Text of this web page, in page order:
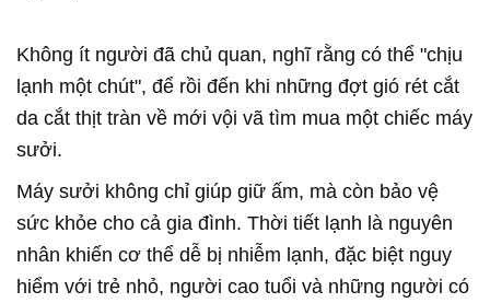
Không ít người đã chủ quan, nghĩ rằng có thể "chịu
lạnh một chút", để rồi đến khi những đợt gió rét cắt
da cắt thịt tràn về mới vội vã tìm mua một chiếc máy
sưởi.
Máy sưởi không chỉ giúp giữ ấm, mà còn bảo vệ
sức khỏe cho cả gia đình. Thời tiết lạnh là nguyên
nhân khiến cơ thể dễ bị nhiễm lạnh, đặc biệt nguy
hiểm với trẻ nhỏ, người cao tuổi và những người có